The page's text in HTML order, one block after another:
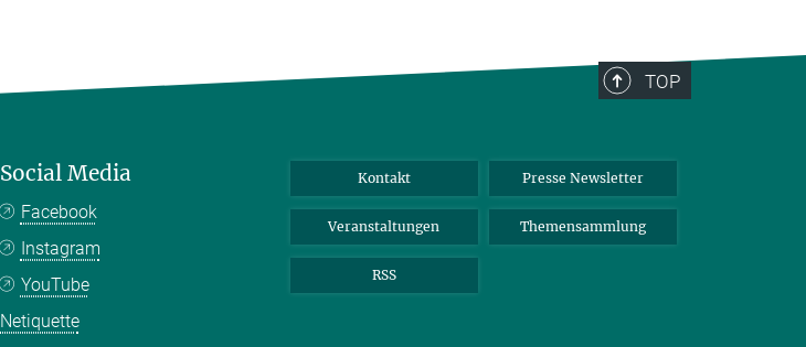
TOP
Social Media
Facebook
Instagram
YouTube
Netiquette
Kontakt Presse Newsletter
Veranstaltungen Themensammlung
RSS